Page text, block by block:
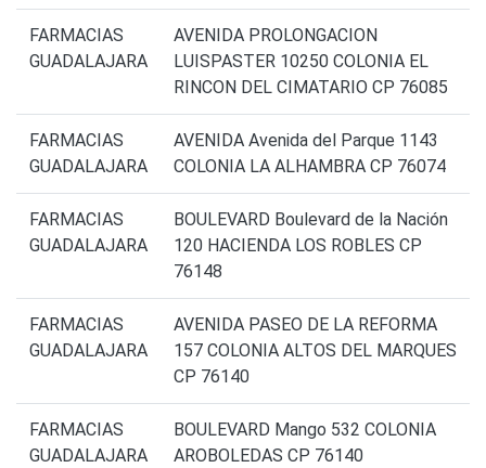
FARMACIAS
GUADALAJARA
AVENIDA PROLONGACION
LUISPASTER 10250 COLONIA EL
RINCON DEL CIMATARIO CP 76085
FARMACIAS
GUADALAJARA
AVENIDA Avenida del Parque 1143
COLONIA LA ALHAMBRA CP 76074
FARMACIAS
GUADALAJARA
BOULEVARD Boulevard de la Nación
120 HACIENDA LOS ROBLES CP
76148
FARMACIAS
GUADALAJARA
AVENIDA PASEO DE LA REFORMA
157 COLONIA ALTOS DEL MARQUES
CP 76140
FARMACIAS
GUADALAJARA
BOULEVARD Mango 532 COLONIA
AROBOLEDAS CP 76140